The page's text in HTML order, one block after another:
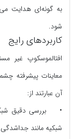
به گونه‌ای هدایت
شود.
کاربردهای رایج
افتالموسکوپ غیر
معاینات پیشرفته
آن عبارتند از:
• بررسی دقیق
شبکیه مانند جداشدگی